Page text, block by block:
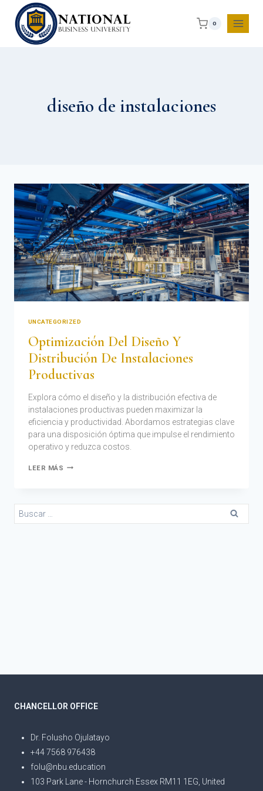
0
diseño de instalaciones
UNCATEGORIZED
Optimización Del Diseño Y
Distribución De Instalaciones
Productivas
Explora cómo el diseño y la distribución efectiva de
instalaciones productivas pueden maximizar la
eficiencia y productividad. Abordamos estrategias clave
para una disposición óptima que impulse el rendimiento
operativo y reduzca costos.
LEER MÁS
CHANCELLOR OFFICE
Dr. Folusho Ojulatayo
+44 7568 976438
folu@nbu.education
103 Park Lane - Hornchurch Essex RM11 1EG, United